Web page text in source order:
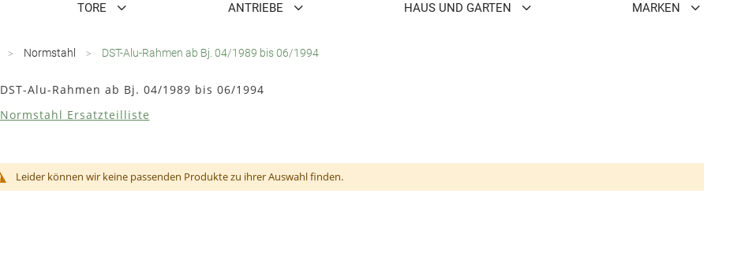
TORE ANTRIEBE HAUS UND GARTEN MARKEN
Normstahl DST-Alu-Rahmen ab Bj. 04/1989 bis 06/1994
DST-Alu-Rahmen ab Bj. 04/1989 bis 06/1994
Normstahl Ersatzteilliste
Leider können wir keine passenden Produkte zu ihrer Auswahl finden.